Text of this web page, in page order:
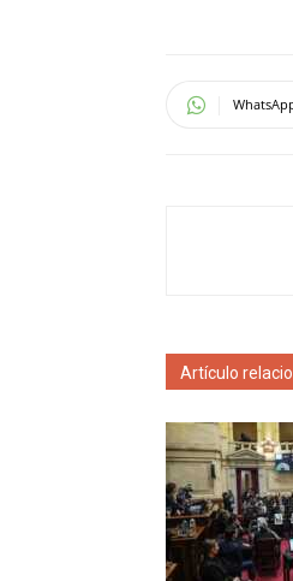
Artículo